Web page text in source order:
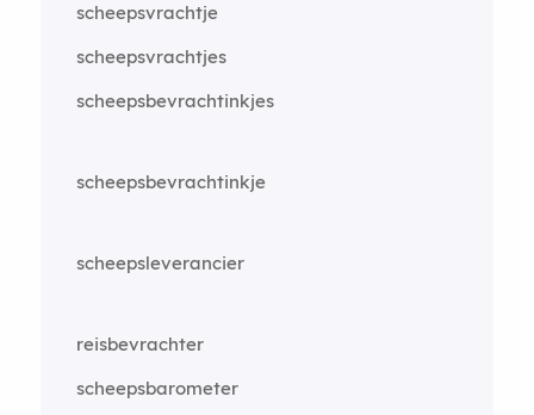
scheepsvrachtje
scheepsvrachtjes
scheepsbevrachtinkjes
scheepsbevrachtinkje
scheepsleverancier
reisbevrachter
scheepsbarometer